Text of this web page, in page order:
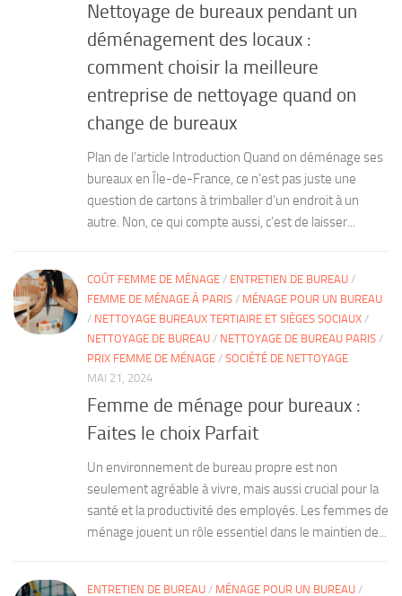
Nettoyage de bureaux pendant un
déménagement des locaux :
comment choisir la meilleure
entreprise de nettoyage quand on
change de bureaux
Plan de l’article Introduction Quand on déménage ses
bureaux en Île-de-France, ce n’est pas juste une
question de cartons à trimballer d’un endroit à un
autre. Non, ce qui compte aussi, c’est de laisser...
COÛT FEMME DE MÉNAGE / ENTRETIEN DE BUREAU /
FEMME DE MÉNAGE À PARIS / MÉNAGE POUR UN BUREAU
/ NETTOYAGE BUREAUX TERTIAIRE ET SIÈGES SOCIAUX /
NETTOYAGE DE BUREAU / NETTOYAGE DE BUREAU PARIS /
PRIX FEMME DE MÉNAGE / SOCIÉTÉ DE NETTOYAGE
MAI 21, 2024
Femme de ménage pour bureaux :
Faites le choix Parfait
Un environnement de bureau propre est non
seulement agréable à vivre, mais aussi crucial pour la
santé et la productivité des employés. Les femmes de
ménage jouent un rôle essentiel dans le maintien de...
ENTRETIEN DE BUREAU / MÉNAGE POUR UN BUREAU /